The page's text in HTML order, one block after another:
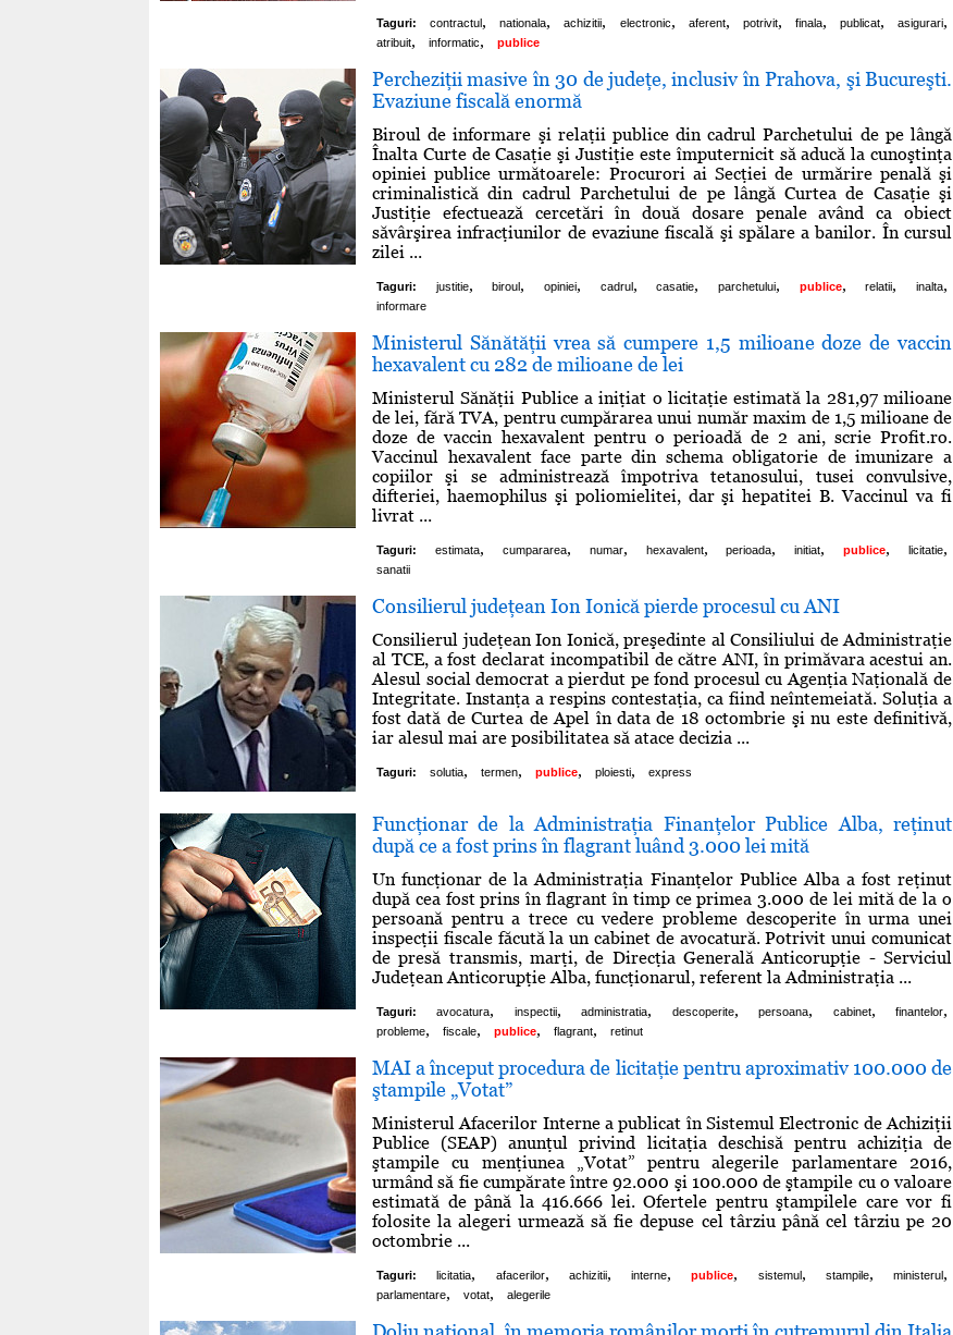
Taguri: contractul, nationala, achizitii, electronic, aferent, potrivit, finala, publicat, asigurari,
atribuit, informatic, publice
Percheziţii masive în 30 de judeţe, inclusiv în Prahova, şi Bucureşti.
Evaziune fiscală enormă
Biroul de informare şi relaţii publice din cadrul Parchetului de pe lângă
Înalta Curte de Casaţie şi Justiţie este împuternicit să aducă la cunoştinţa
opiniei publice următoarele: Procurori ai Secţiei de urmărire penală şi
criminalistică din cadrul Parchetului de pe lângă Curtea de Casaţie şi
Justiţie efectuează cercetări în două dosare penale având ca obiect
săvârşirea infracţiunilor de evaziune fiscală şi spălare a banilor. În cursul
zilei ...
Taguri: justitie, biroul, opiniei, cadrul, casatie, parchetului, publice, relatii, inalta,
informare
Ministerul Sănătăţii vrea să cumpere 1,5 milioane doze de vaccin
hexavalent cu 282 de milioane de lei
Ministerul Sănăţii Publice a iniţiat o licitaţie estimată la 281,97 milioane
de lei, fără TVA, pentru cumpărarea unui număr maxim de 1,5 milioane de
doze de vaccin hexavalent pentru o perioadă de 2 ani, scrie Profit.ro.
Vaccinul hexavalent face parte din schema obligatorie de imunizare a
copiilor şi se administrează împotriva tetanosului, tusei convulsive,
difteriei, haemophilus şi poliomielitei, dar şi hepatitei B. Vaccinul va fi
livrat ...
Taguri: estimata, cumpararea, numar, hexavalent, perioada, initiat, publice, licitatie,
sanatii
Consilierul judeţean Ion Ionică pierde procesul cu ANI
Consilierul judeţean Ion Ionică, preşedinte al Consiliului de Administraţie
al TCE, a fost declarat incompatibil de către ANI, în primăvara acestui an.
Alesul social democrat a pierdut pe fond procesul cu Agenţia Naţională de
Integritate. Instanţa a respins contestaţia, ca fiind neîntemeiată. Soluţia a
fost dată de Curtea de Apel în data de 18 octombrie şi nu este definitivă,
iar alesul mai are posibilitatea să atace decizia ...
Taguri: solutia, termen, publice, ploiesti, express
Funcţionar de la Administraţia Finanţelor Publice Alba, reţinut
după ce a fost prins în flagrant luând 3.000 lei mită
Un funcţionar de la Administraţia Finanţelor Publice Alba a fost reţinut
după cea fost prins în flagrant în timp ce primea 3.000 de lei mită de la o
persoană pentru a trece cu vedere probleme descoperite în urma unei
inspecţii fiscale făcută la un cabinet de avocatură. Potrivit unui comunicat
de presă transmis, marţi, de Direcţia Generală Anticorupţie - Serviciul
Judeţean Anticorupţie Alba, funcţionarul, referent la Administraţia ...
Taguri: avocatura, inspectii, administratia, descoperite, persoana, cabinet, finantelor,
probleme, fiscale, publice, flagrant, retinut
MAI a început procedura de licitaţie pentru aproximativ 100.000 de
ştampile „Votat”
Ministerul Afacerilor Interne a publicat în Sistemul Electronic de Achiziţii
Publice (SEAP) anunţul privind licitaţia deschisă pentru achiziţia de
ştampile cu menţiunea „Votat” pentru alegerile parlamentare 2016,
urmând să fie cumpărate între 92.000 şi 100.000 de ştampile cu o valoare
estimată de până la 416.666 lei. Ofertele pentru ştampilele care vor fi
folosite la alegeri urmează să fie depuse cel târziu până cel târziu pe 20
octombrie ...
Taguri: licitatia, afacerilor, achizitii, interne, publice, sistemul, stampile, ministerul,
parlamentare, votat, alegerile